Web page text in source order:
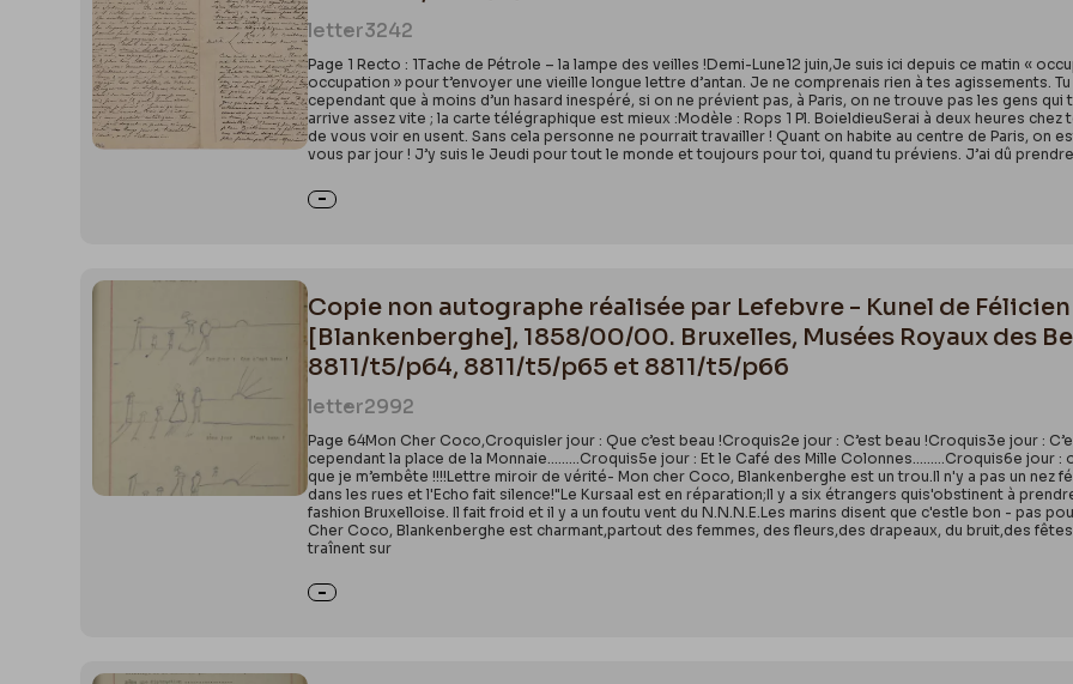
amoureusement ; Victor Hallaux prête ses traits à Saint Antoine.
Actualisé par G. Di Stazio, mars 2025
Langues et littératures françaises et romanes, Liège, ULg, anné
Depuydt Piet, « La genèse dela Tentation de Saint Antoinede
Philippe,L'Album du Diable. Les Tentations de Félicien Rops , catalogue
2025, Musée Félicien Rops - Province de Namur, Snoeck éditions, 2024, p.
letter3242
Page 1 Recto : 1Tache de Pétrole – la lampe des veilles !Demi-Lune12 juin,Je suis ici depuis ce matin «
occupation » pour t’envoyer une vieille longue lettre d’antan. Je ne comprenais rien à tes agissements.
cependant que à moins d’un hasard inespéré, si on ne prévient pas, à Paris, on ne trouve pas les gens
arrive assez vite ; la carte télégraphique est mieux :Modèle : Rops 1 Pl. BoieldieuSerai à deux heures
de vous voir en usent. Sans cela personne ne pourrait travailler ! Quant on habite au centre de Paris, on
vous par jour ! J’y suis le Jeudi pour tout le monde et toujours pour toi, quand tu préviens. J’ai dû
Copie non autographe réalisée par Lefebvre - Kunel de
[Blankenberghe], 1858/00/00. Bruxelles, Musées Royaux des
8811/t5/p64, 8811/t5/p65 et 8811/t5/p66
letter2992
Page 64Mon Cher Coco,CroquisIer jour : Que c’est beau !Croquis2e jour : C’est beau !Croquis3e jour :
cependant la place de la Monnaie………Croquis5e jour : Et le Café des Mille Colonnes………Croquis6e jour :
que je m’embête !!!!Lettre miroir de vérité- Mon cher Coco, Blankenberghe est un trou.Il n'y a pas un
dans les rues et l'Echo fait silence!"Le Kursaal est en réparation;Il y a six étrangers quis'obstinent à
fashion Bruxelloise. Il fait froid et il y a un foutu vent du N.N.N.E.Les marins disent que c'estle bon - pas
Cher Coco, Blankenberghe est charmant,partout des femmes, des fleurs,des drapeaux, du bruit,des
traînent sur